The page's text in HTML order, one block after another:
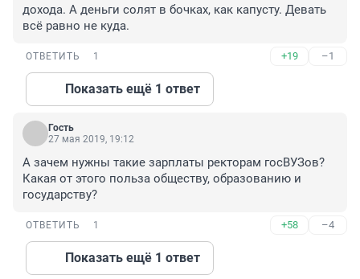
дохода. А деньги солят в бочках, как капусту. Девать
всё равно не куда.
ОТВЕТИТЬ 1 +19 –1
Показать ещё 1 ответ
Гость
27 мая 2019, 19:12
А зачем нужны такие зарплаты ректорам госВУЗов?
Какая от этого польза обществу, образованию и
государству?
ОТВЕТИТЬ 1 +58 –4
Показать ещё 1 ответ